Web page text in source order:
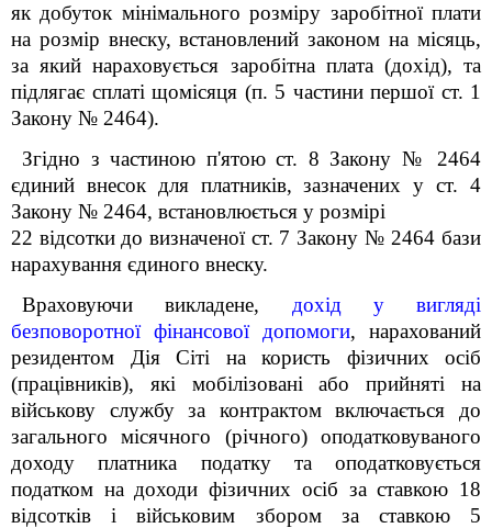
як добуток мінімального розміру заробітної плати
на розмір внеску, встановлений законом на місяць,
за який нараховується заробітна плата (дохід), та
підлягає сплаті щомісяця (п. 5 частини першої ст. 1
Закону № 2464).
Згідно з частиною п'ятою ст. 8 Закону № 2464
єдиний внесок для платників, зазначених у ст. 4
Закону № 2464, встановлюється у розмірі
22 відсотки до визначеної ст. 7 Закону № 2464 бази
нарахування єдиного внеску.
Враховуючи викладене, дохід у вигляді
безповоротної фінансової допомоги, нарахований
резидентом Дія Сіті на користь фізичних осіб
(працівників), які мобілізовані або прийняті на
військову службу за контрактомвключається до
загального місячного (річного) оподатковуваного
доходу платника податку та оподатковується
податком на доходи фізичних осіб за ставкою 18
відсотків і військовим збором за ставкою 5